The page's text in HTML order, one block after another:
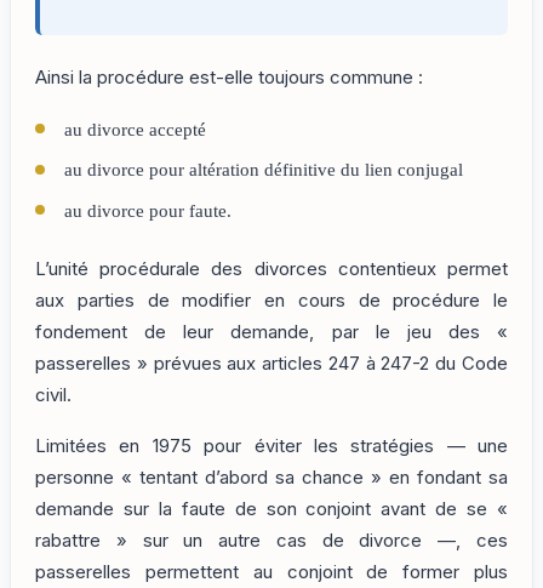
Ainsi la procédure est-elle toujours commune :
au divorce accepté
au divorce pour altération définitive du lien conjugal
au divorce pour faute.
L’unité procédurale des divorces contentieux permet
aux parties de modifier en cours de procédure le
fondement de leur demande, par le jeu des «
passerelles » prévues aux articles 247 à 247-2 du Code
civil.
Limitées en 1975 pour éviter les stratégies — une
personne « tentant d’abord sa chance » en fondant sa
demande sur la faute de son conjoint avant de se «
rabattre » sur un autre cas de divorce —, ces
passerelles permettent au conjoint de former plus